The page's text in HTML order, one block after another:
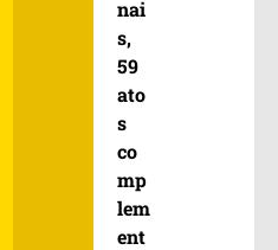
nai
s,
59
ato
s
co
mp
lem
ent